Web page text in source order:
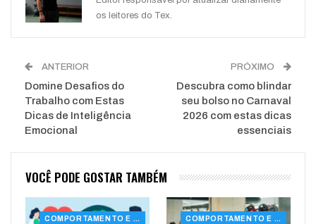
os leitores do Tex.
ANTERIOR
Domine Desafios do
Trabalho com Estas
Dicas de Inteligência
Emocional
PRÓXIMO
Descubra como blindar
seu bolso no Carnaval
2026 com estas dicas
essenciais
VOCÊ PODE GOSTAR TAMBÉM
COMPORTAMENTO E SAÚDE COMPORTAMENTO E SAÚDE